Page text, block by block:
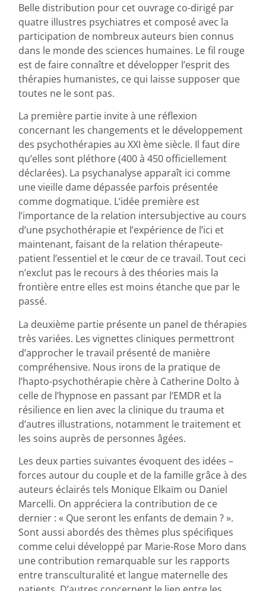
Belle distribution pour cet ouvrage co-dirigé par
quatre illustres psychiatres et composé avec la
participation de nombreux auteurs bien connus
dans le monde des sciences humaines. Le fil rouge
est de faire connaître et développer l’esprit des
thérapies humanistes, ce qui laisse supposer que
toutes ne le sont pas.
La première partie invite à une réflexion
concernant les changements et le développement
des psychothérapies au XXI ème siècle. Il faut dire
qu’elles sont pléthore (400 à 450 officiellement
déclarées). La psychanalyse apparaît ici comme
une vieille dame dépassée parfois présentée
comme dogmatique. L’idée première est
l’importance de la relation intersubjective au cours
d’une psychothérapie et l’expérience de l’ici et
maintenant, faisant de la relation thérapeute-
patient l’essentiel et le cœur de ce travail. Tout ceci
n’exclut pas le recours à des théories mais la
frontière entre elles est moins étanche que par le
passé.
La deuxième partie présente un panel de thérapies
très variées. Les vignettes cliniques permettront
d’approcher le travail présenté de manière
compréhensive. Nous irons de la pratique de
l’hapto-psychothérapie chère à Catherine Dolto à
celle de l’hypnose en passant par l’EMDR et la
résilience en lien avec la clinique du trauma et
d’autres illustrations, notamment le traitement et
les soins auprès de personnes âgées.
Les deux parties suivantes évoquent des idées –
forces autour du couple et de la famille grâce à des
auteurs éclairés tels Monique Elkaïm ou Daniel
Marcelli. On appréciera la contribution de ce
dernier : « Que seront les enfants de demain ? ».
Sont aussi abordés des thèmes plus spécifiques
comme celui développé par Marie-Rose Moro dans
une contribution remarquable sur les rapports
entre transculturalité et langue maternelle des